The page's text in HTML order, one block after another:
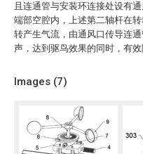
且连通管与安装环连接处设有
端部空腔内，上述第二轴杆在
转产生气流，由通风口传导连
声，达到驱鸟效果的同时，有效
Images (7)